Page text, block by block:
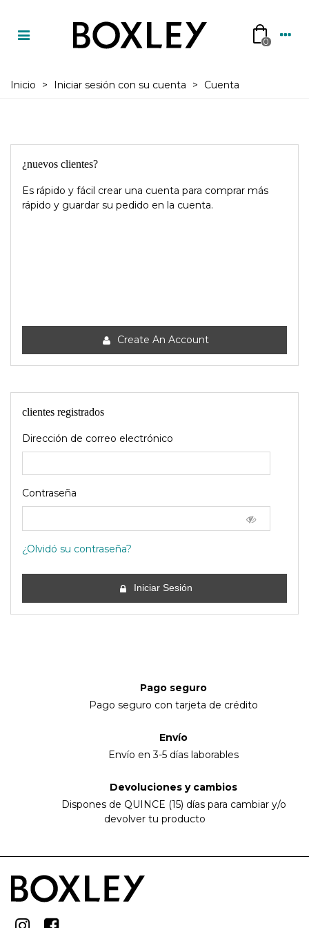
0
Inicio > Iniciar sesión con su cuenta > Cuenta
¿nuevos clientes?
Es rápido y fácil crear una cuenta para comprar más
rápido y guardar su pedido en la cuenta.
Create An Account
clientes registrados
Dirección de correo electrónico
Contraseña
¿Olvidó su contraseña?
Iniciar Sesión
Pago seguro
Pago seguro con tarjeta de crédito
Envío
Envío en 3-5 días laborables
Devoluciones y cambios
Dispones de QUINCE (15) días para cambiar y/o
devolver tu producto